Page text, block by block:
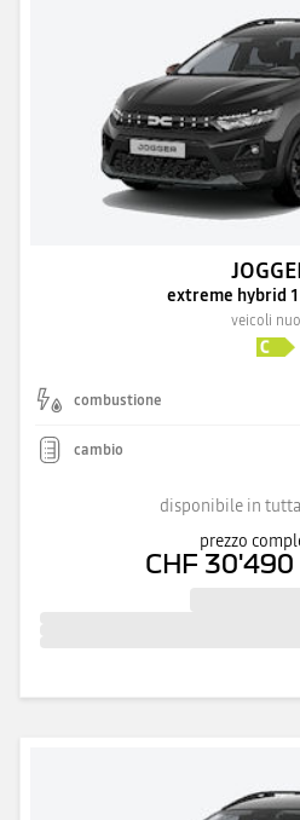
extreme hybrid
veicoli
combustione
cambio
disponibile in
prezzo
CHF 30'490